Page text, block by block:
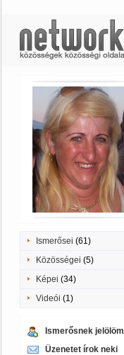
Ismerősei (61)
Közösségei (5)
Képei (34)
Videói (1)
Ismerősnek jelölöm
Üzenetet írok neki